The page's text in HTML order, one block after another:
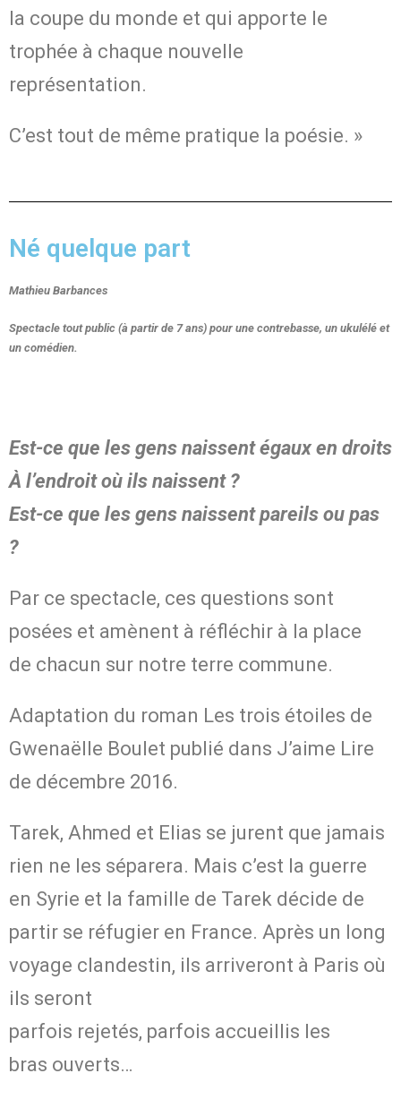
la coupe du monde et qui apporte le
trophée à chaque nouvelle
représentation.
C’est tout de même pratique la poésie. »
Né quelque part
Mathieu Barbances
Spectacle tout public (à partir de 7 ans) pour une contrebasse, un ukulélé et
un comédien.
Est-ce que les gens naissent égaux en droits
À l’endroit où ils naissent ?
Est-ce que les gens naissent pareils ou pas
?
Par ce spectacle, ces questions sont
posées et amènent à réfléchir à la place
de chacun sur notre terre commune.
Adaptation du roman Les trois étoiles de
Gwenaëlle Boulet publié dans J’aime Lire
de décembre 2016.
Tarek, Ahmed et Elias se jurent que jamais
rien ne les séparera. Mais c’est la guerre
en Syrie et la famille de Tarek décide de
partir se réfugier en France. Après un long
voyage clandestin, ils arriveront à Paris où
ils seront
parfois rejetés, parfois accueillis les
bras ouverts…